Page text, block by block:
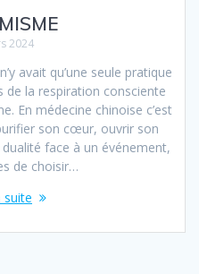
2024
avait qu’une seule pratique
la respiration consciente
En médecine chinoise c’est
son cœur, ouvrir son
face à un événement,
de choisir…
suite